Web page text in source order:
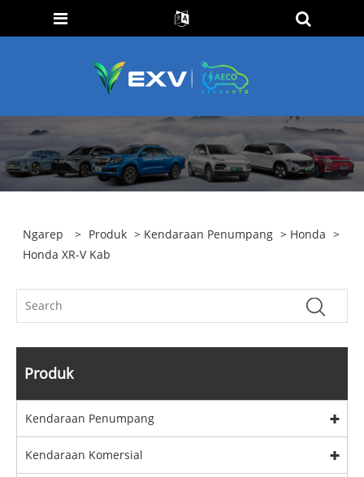
Ngarep > Produk > Kendaraan Penumpang > Honda >
Honda XR-V Kab
Produk
Kendaraan Penumpang
Kendaraan Komersial